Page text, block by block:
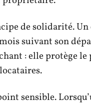
de solidarité.
suivant son
: elle protège
sensible.